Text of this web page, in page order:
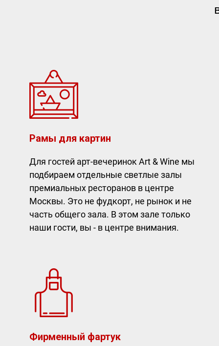
Рамы для картин
Для гостей арт-вечеринок Art & Wine мы
подбираем отдельные светлые залы
премиальных ресторанов в центре
Москвы. Это не фудкорт, не рынок и не
часть общего зала. В этом зале только
наши гости, вы - в центре внимания.
Фирменный фартук